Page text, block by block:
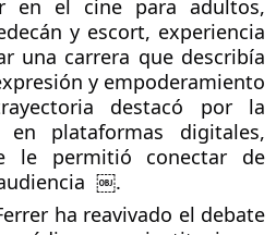
en el cine para adultos,
y escort, experiencia
una carrera que describía
y empoderamiento
destacó por la
en plataformas digitales,
le permitió conectar de
￼.
ha reavivado el debate